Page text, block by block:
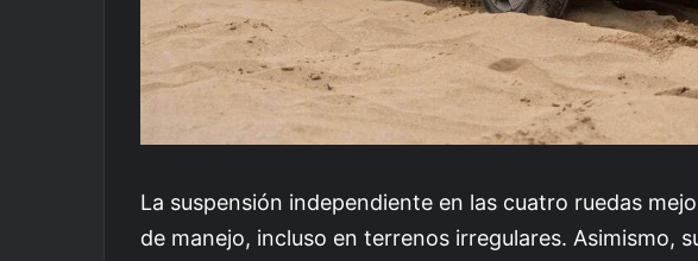
La suspensión independiente en las cuatro ruedas
de manejo, incluso en terrenos irregulares. Asimismo,